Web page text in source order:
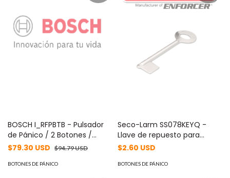
BOSCH I_RFPBTB - Pulsador
de Pánico / 2 Botones /
RADION
$79.30 USD $94.79 USD
BOTONES DE PÁNICO
Seco-Larm SS078KEYQ -
Llave de repuesto para
botón de pánico SS078Q
$2.60 USD
BOTONES DE PÁNICO